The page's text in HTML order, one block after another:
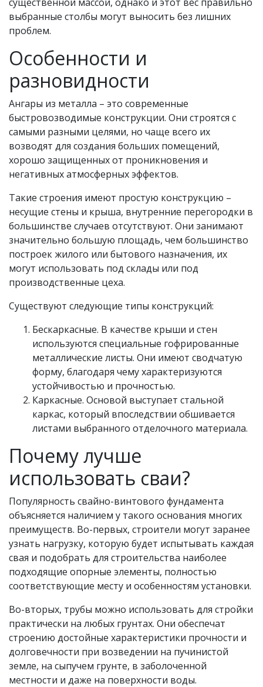
выбранные столбы могут выносить без лишних
проблем.
Особенности и
разновидности
Ангары из металла – это современные
быстровозводимые конструкции. Они строятся с
самыми разными целями, но чаще всего их
возводят для создания больших помещений,
хорошо защищенных от проникновения и
негативных атмосферных эффектов.
Такие строения имеют простую конструкцию –
несущие стены и крыша, внутренние перегородки в
большинстве случаев отсутствуют. Они занимают
значительно большую площадь, чем большинство
построек жилого или бытового назначения, их
могут использовать под склады или под
производственные цеха.
Существуют следующие типы конструкций:
Бескаркасные. В качестве крыши и стен
используются специальные гофрированные
металлические листы. Они имеют сводчатую
форму, благодаря чему характеризуются
устойчивостью и прочностью.
Каркасные. Основой выступает стальной
каркас, который впоследствии обшивается
листами выбранного отделочного материала.
Почему лучше
использовать сваи?
Популярность свайно-винтового фундамента
объясняется наличием у такого основания многих
преимуществ. Во-первых, строители могут заранее
узнать нагрузку, которую будет испытывать каждая
свая и подобрать для строительства наиболее
подходящие опорные элементы, полностью
соответствующие месту и особенностям установки.
Во-вторых, трубы можно использовать для стройки
практически на любых грунтах. Они обеспечат
строению достойные характеристики прочности и
долговечности при возведении на пучинистой
земле, на сыпучем грунте, в заболоченной
местности и даже на поверхности воды.